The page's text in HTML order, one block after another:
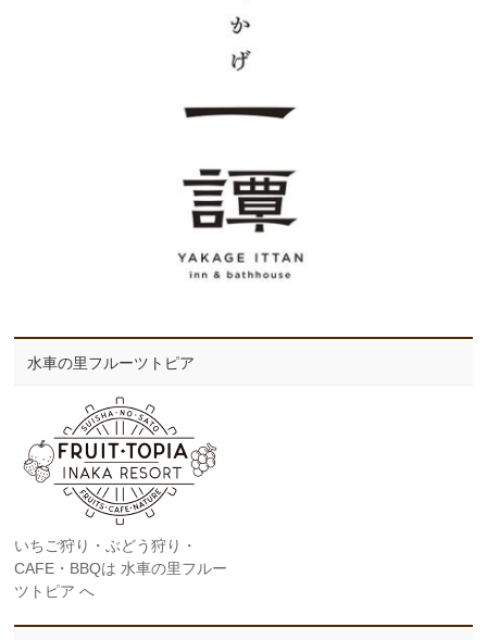
水車の里フルーツトピア
いちご狩り・ぶどう狩り・
CAFE・BBQは 水車の里フルー
ツトピア へ